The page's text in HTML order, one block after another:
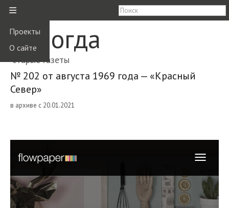
≡
Проекты
О сайте
Вологда
старые газеты
№ 202 от августа 1969 года — «Красный
Север»
в архиве с 20.01.2021